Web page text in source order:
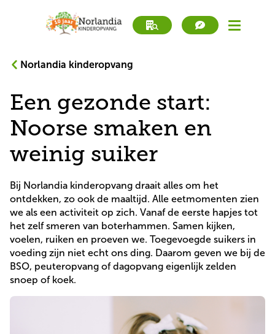
book
tour
Werken bij
book
tour
Direct inschrijven
Peuteropvang
BSO
Zoek locatie
Norlandia kinderopvang
Een gezonde start:
Noorse smaken en
weinig suiker
Bij Norlandia kinderopvang draait alles om het
ontdekken, zo ook de maaltijd. Alle eetmomenten zien
we als een activiteit op zich. Vanaf de eerste hapjes tot
het zelf smeren van boterhammen. Samen kijken,
voelen, ruiken en proeven we. Toegevoegde suikers in
voeding zijn niet echt ons ding. Daarom geven we bij de
BSO, peuteropvang of dagopvang eigenlijk zelden
snoep of koek.